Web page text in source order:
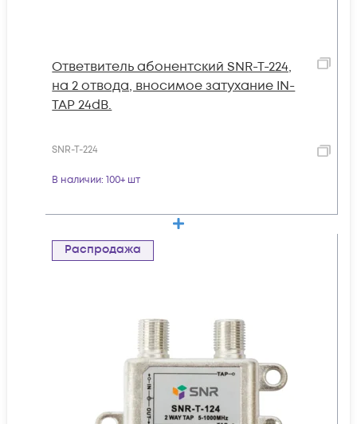
Ответвитель абонентский SNR-T-224,
на 2 отвода, вносимое затухание IN-
TAP 24dB.
SNR-T-224
В наличии: 100+ шт
Распродажа